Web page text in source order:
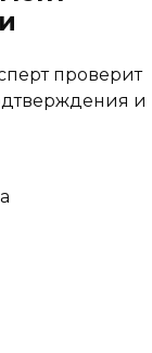
проверит
и